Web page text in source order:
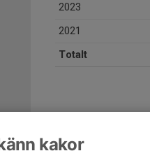
2023
2021
Totalt
kakor